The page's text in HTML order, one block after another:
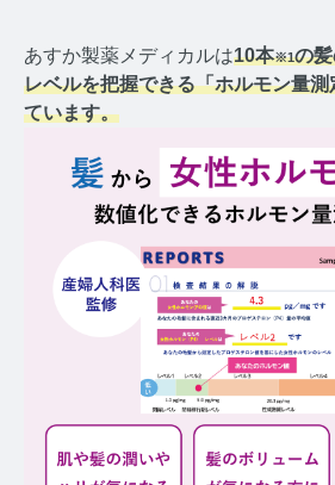
みんなのホルモン研究所 TOP
メディアコンセプト
AGAコラム TOP
テストステロン
テストステロンコラム TOP
あすか製薬メディカルは10本※1の
レベルを把握できる「ホルモン量
ています。